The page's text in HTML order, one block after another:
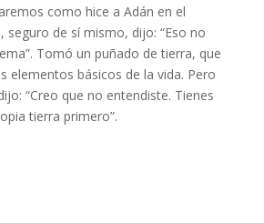
como hice a Adán en el
seguro de sí mismo, dijo: “Eso no
Tomó un puñado de tierra, que
elementos básicos de la vida. Pero
“Creo que no entendiste. Tienes
tierra primero”.